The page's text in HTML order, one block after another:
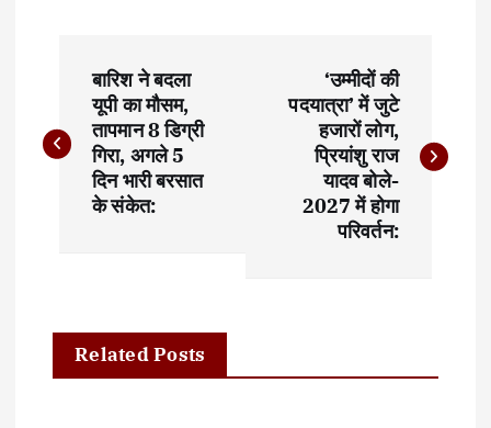
s
बारिश ने बदला
यूपी का मौसम,
तापमान 8 डिग्री
गिरा, अगले 5
दिन भारी बरसात
के संकेत:
‘उम्मीदों की
पदयात्रा’ में जुटे
हजारों लोग,
प्रियांशु राज
यादव बोले-
2027 में होगा
परिवर्तन:
Related Posts